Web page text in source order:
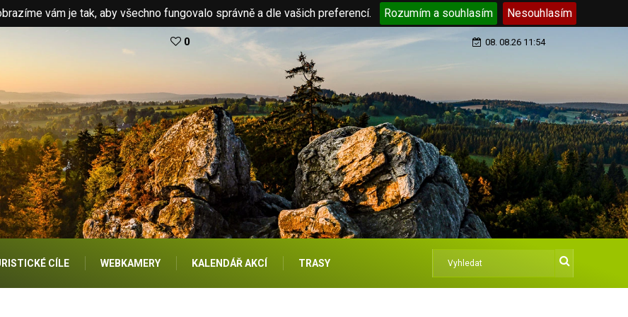
vám je tak, aby všechno fungovalo správně a dle vašich preferencí. Rozumím a souhlasím Nesouhlasím
0 08. 08.26 11:54
CÍLE WEBKAMERY KALENDÁŘ AKCÍ TRASY